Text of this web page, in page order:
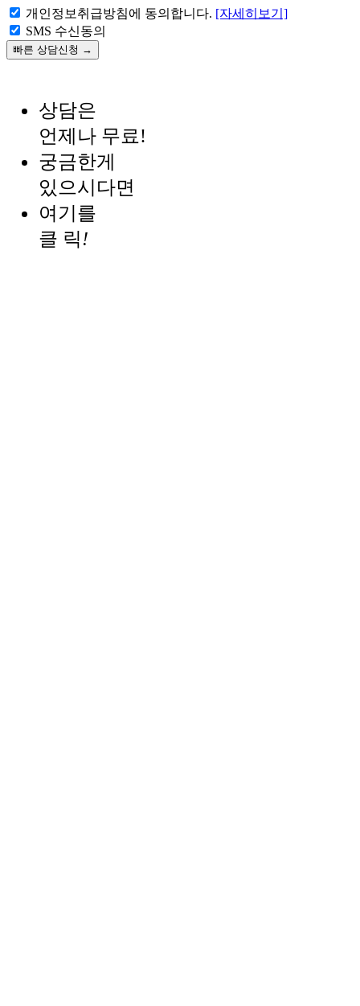
개인정보취급방침에 동의합니다. [자세히보기]
SMS 수신동의
상담은
언제나 무료!
궁금한게
있으시다면
여기를
클 릭!